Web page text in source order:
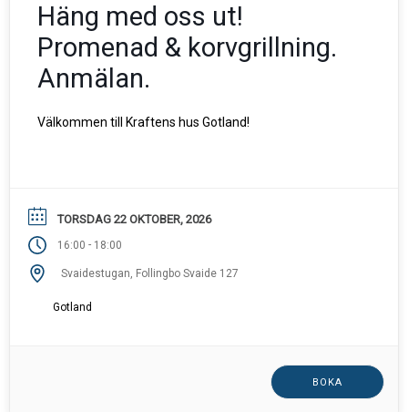
Häng med oss ut!
Promenad & korvgrillning.
Anmälan.
Välkommen till Kraftens hus Gotland!
TORSDAG 22 OKTOBER, 2026
16:00 - 18:00
Svaidestugan, Follingbo Svaide 127
Gotland
BOKA